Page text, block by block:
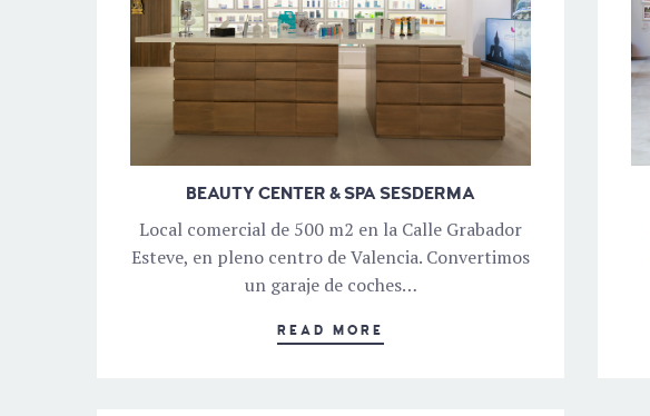
BEAUTY CENTER & SPA SESDERMA
Local comercial de 500 m2 en la Calle Grabador
Esteve, en pleno centro de Valencia. Convertimos
un garaje de coches…
READ MORE